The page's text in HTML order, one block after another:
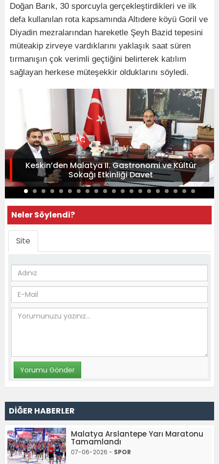
Doğan Barık, 30 sporcuyla gerçekleştirdikleri ve ilk
defa kullanılan rota kapsamında Altıdere köyü Goril ve
Diyadin mezralarından hareketle Şeyh Bazid tepesini
müteakip zirveye vardıklarını yaklaşık saat süren
tırmanışın çok verimli geçtiğini belirterek katılım
sağlayan herkese müteşekkir olduklarını söyledi.
Keskin’den Malatya II. Gastronomi ve Kültür
Sokağı Etkinliği Davet
Neler Söylendi?
Site
DİĞER HABERLER
Malatya Arslantepe Yarı Maratonu
Tamamlandı
07-06-2026 - SPOR